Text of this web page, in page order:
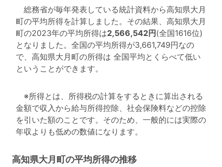
総務省が毎年発表している統計資料から高知県大月
町の平均所得を計算しました。その結果、高知県大月
町の2023年の平均所得は2,566,542円(全国1616位)
となりました。全国の平均所得が3,661,749円なの
で、高知県大月町の所得は 全国平均とくらべて低い
ということができます。
※所得とは、所得税の計算をするときに算出される
金額で収入から給与所得控除、社会保険料などの控除
を引いた額のことです。そのため、一般的には実際の
年収よりも低めの数値になります。
高知県大月町の平均所得の推移